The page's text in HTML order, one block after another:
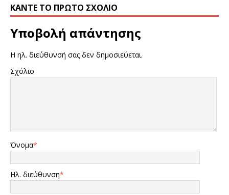
ΚΆΝΤΕ ΤΟ ΠΡΏΤΟ ΣΧΌΛΙΟ
Υποβολή απάντησης
Η ηλ. διεύθυνσή σας δεν δημοσιεύεται.
Σχόλιο
Όνομα*
Ηλ. διεύθυνση*